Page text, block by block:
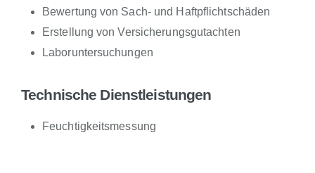
Bewertung von Sach- und Haftpflichtschäden
Erstellung von Versicherungsgutachten
Laboruntersuchungen
Technische Dienstleistungen
Feuchtigkeitsmessung